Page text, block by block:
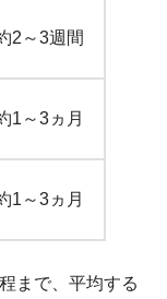
2～3週間
1～3ヵ月
1～3ヵ月
まで、 平均する